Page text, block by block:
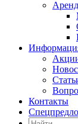
Контакты